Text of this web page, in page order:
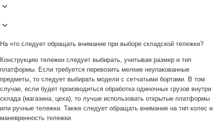
На что следует обращать внимание при выборе складской тележки?
Конструкцию тележки следует выбирать, учитывая размер и тип
платформы. Если требуется перевозить мелкие неупакованные
предметы, то следует выбирать модели с сетчатыми бортами. В том
случае, если будет производиться обработка одиночных грузов внутри
склада (магазина, цеха), то лучше использовать открытые платформы
или ручные тележки. Также следует обращать внимание на тип колес и
маневренность тележки.